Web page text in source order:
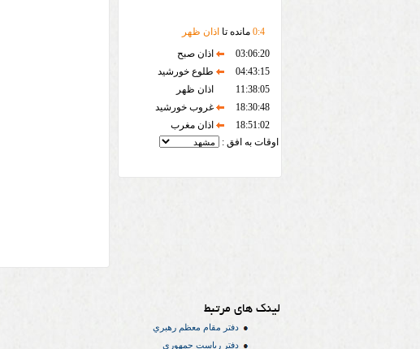
0:4 مانده تا اذان ظهر
03:06:20
اذان صبح
04:43:15
طلوع خورشید
11:38:05
اذان ظهر
18:30:48
غروب خورشید
18:51:02
اذان مغرب
اوقات به افق :
لینک های مرتبط
دفتر مقام معظم رهبري
دفتر رياست جمهوري